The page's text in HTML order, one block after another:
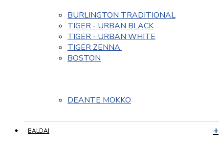
BURLINGTON TRADITIONAL
TIGER - URBAN BLACK
TIGER - URBAN WHITE
TIGER ZENNA
BOSTON
DEANTE MOKKO
BALDAI